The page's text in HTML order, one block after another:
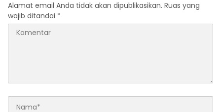
Alamat email Anda tidak akan dipublikasikan. Ruas yang
wajib ditandai *